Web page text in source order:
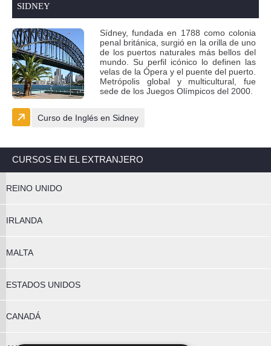
SIDNEY
Sídney, fundada en 1788 como colonia
penal británica, surgió en la orilla de uno
de los puertos naturales más bellos del
mundo. Su perfil icónico lo definen las
velas de la Ópera y el puente del puerto.
Metrópolis global y multicultural, fue
sede de los Juegos Olímpicos del 2000.
Curso de Inglés en Sidney
CURSOS EN EL EXTRANJERO
REINO UNIDO
IRLANDA
MALTA
ESTADOS UNIDOS
CANADÁ